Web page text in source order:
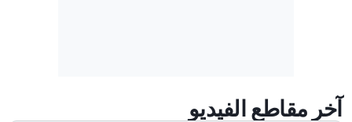
آخر مقاطع الفيديو